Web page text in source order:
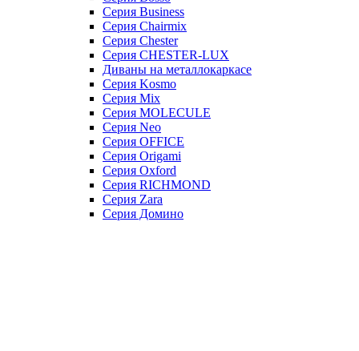
Серия Business
Серия Chairmix
Серия Chester
Серия CHESTER-LUX
Диваны на металлокаркасе
Серия Kosmo
Серия Mix
Серия MOLECULE
Серия Neo
Серия OFFICE
Серия Origami
Серия Oxford
Серия RICHMOND
Серия Zara
Серия Домино